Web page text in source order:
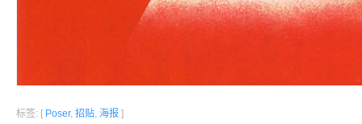
标签: [ Poser, 招贴, 海报 ]